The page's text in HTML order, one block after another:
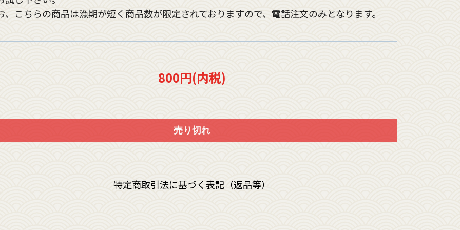
、こちらの商品は漁期が短く商品数が限定されておりますので、電話注文のみとなります。
800円(内税)
売り切れ
特定商取引法に基づく表記（返品等）